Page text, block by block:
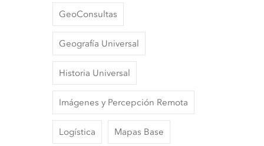
GeoConsultas
Geografía Universal
Historia Universal
Imágenes y Percepción Remota
Logística Mapas Base